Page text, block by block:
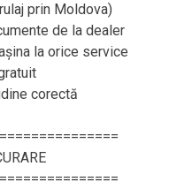
prin Moldova)
de la dealer
la orice service
corectă